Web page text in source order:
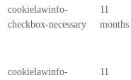
cookielawinfo-
checkbox-necessary
11
months
cookielawinfo-
11